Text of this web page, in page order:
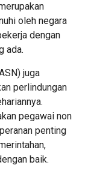
oleh negara
dengan
ada.
juga
perlindungan
pegawai non
penting
baik.